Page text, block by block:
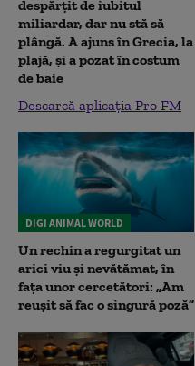
despărțit de iubitul
miliardar, dar nu stă să
plângă. A ajuns în Grecia, la
plajă, și a pozat în costum
de baie
Descarcă aplicația Pro FM
DIGI ANIMAL WORLD
Un rechin a regurgitat un
arici viu și nevătămat, în
fața unor cercetători: „Am
reușit să fac o singură poză”